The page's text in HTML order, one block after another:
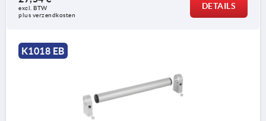
excl. BTW
plus verzendkosten
DETAILS
K1018 EB